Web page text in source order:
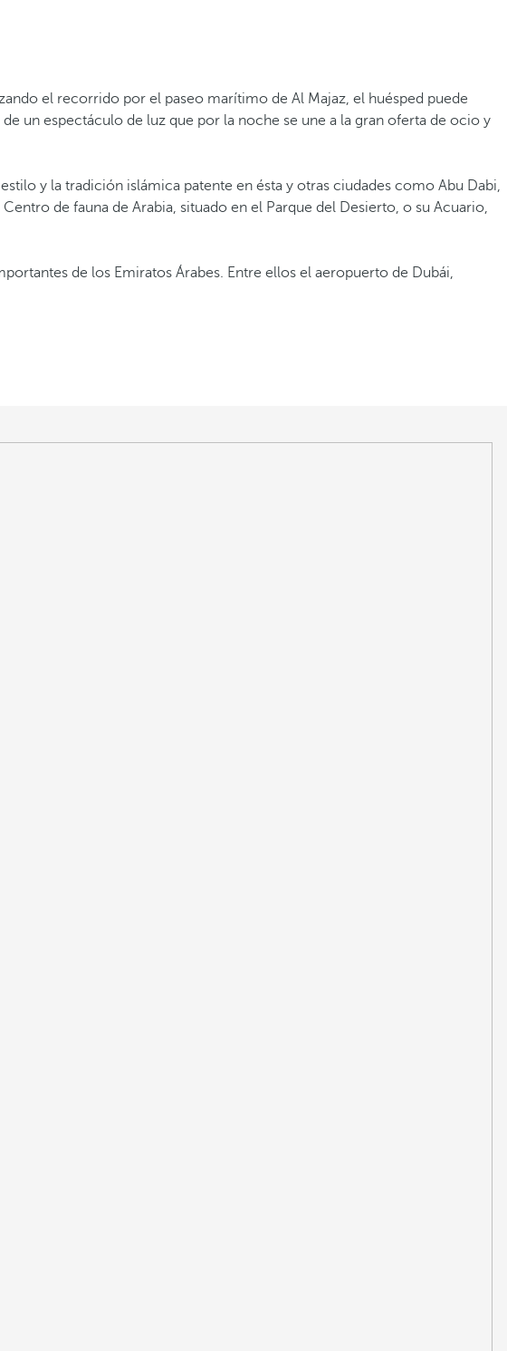
el recorrido por el paseo marítimo de Al Majaz, el huésped puede
un espectáculo de luz que por la noche se une a la gran oferta de ocio y
y la tradición islámica patente en ésta y otras ciudades como Abu Dabi,
de fauna de Arabia, situado en el Parque del Desierto, o su Acuario,
de los Emiratos Árabes. Entre ellos el aeropuerto de Dubái,